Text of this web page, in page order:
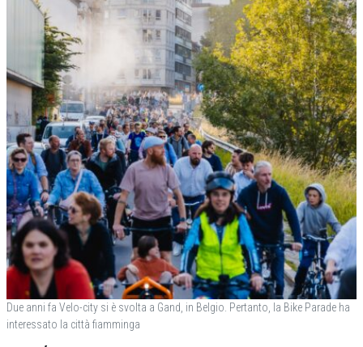
Due anni fa Velo-city si è svolta a Gand, in Belgio. Pertanto, la Bike Parade ha
interessato la città fiamminga